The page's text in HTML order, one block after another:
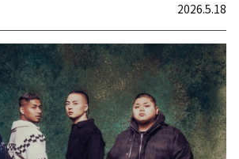
2026.5.18